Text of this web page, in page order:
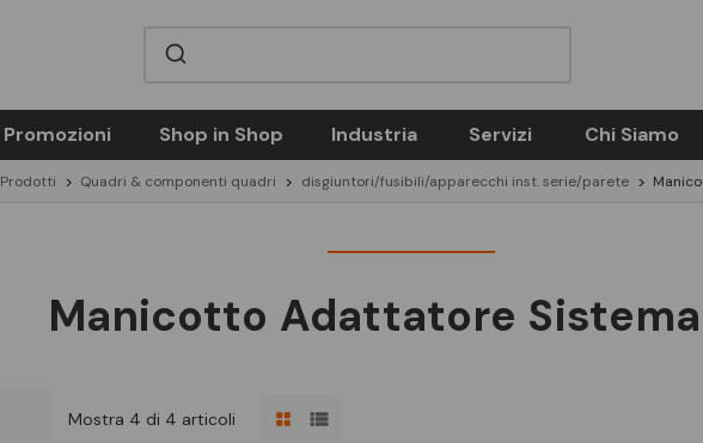
Promozioni Shop in Shop Industria Servizi Chi Siamo
Prodotti Quadri & componenti quadri disgiuntori/fusibili/apparecchi inst. serie/parete
Manicotto Adattatore
Mostra 4 di 4 articoli